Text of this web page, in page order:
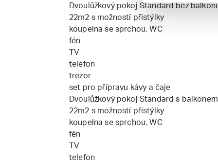
Dvoulůžkový pokoj Standard bez
22m2 s možností přistýlky
koupelna se sprchou, WC
fén
TV
telefon
trezor
set pro přípravu kávy a čaje
Dvoulůžkový pokoj Standard s balkonem
22m2 s možností přistýlky
koupelna se sprchou, WC
fén
TV
telefon